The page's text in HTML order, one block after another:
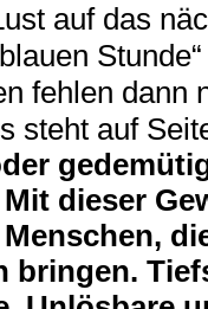
auf das
fehlen dann
steht auf
dieser
bringen.